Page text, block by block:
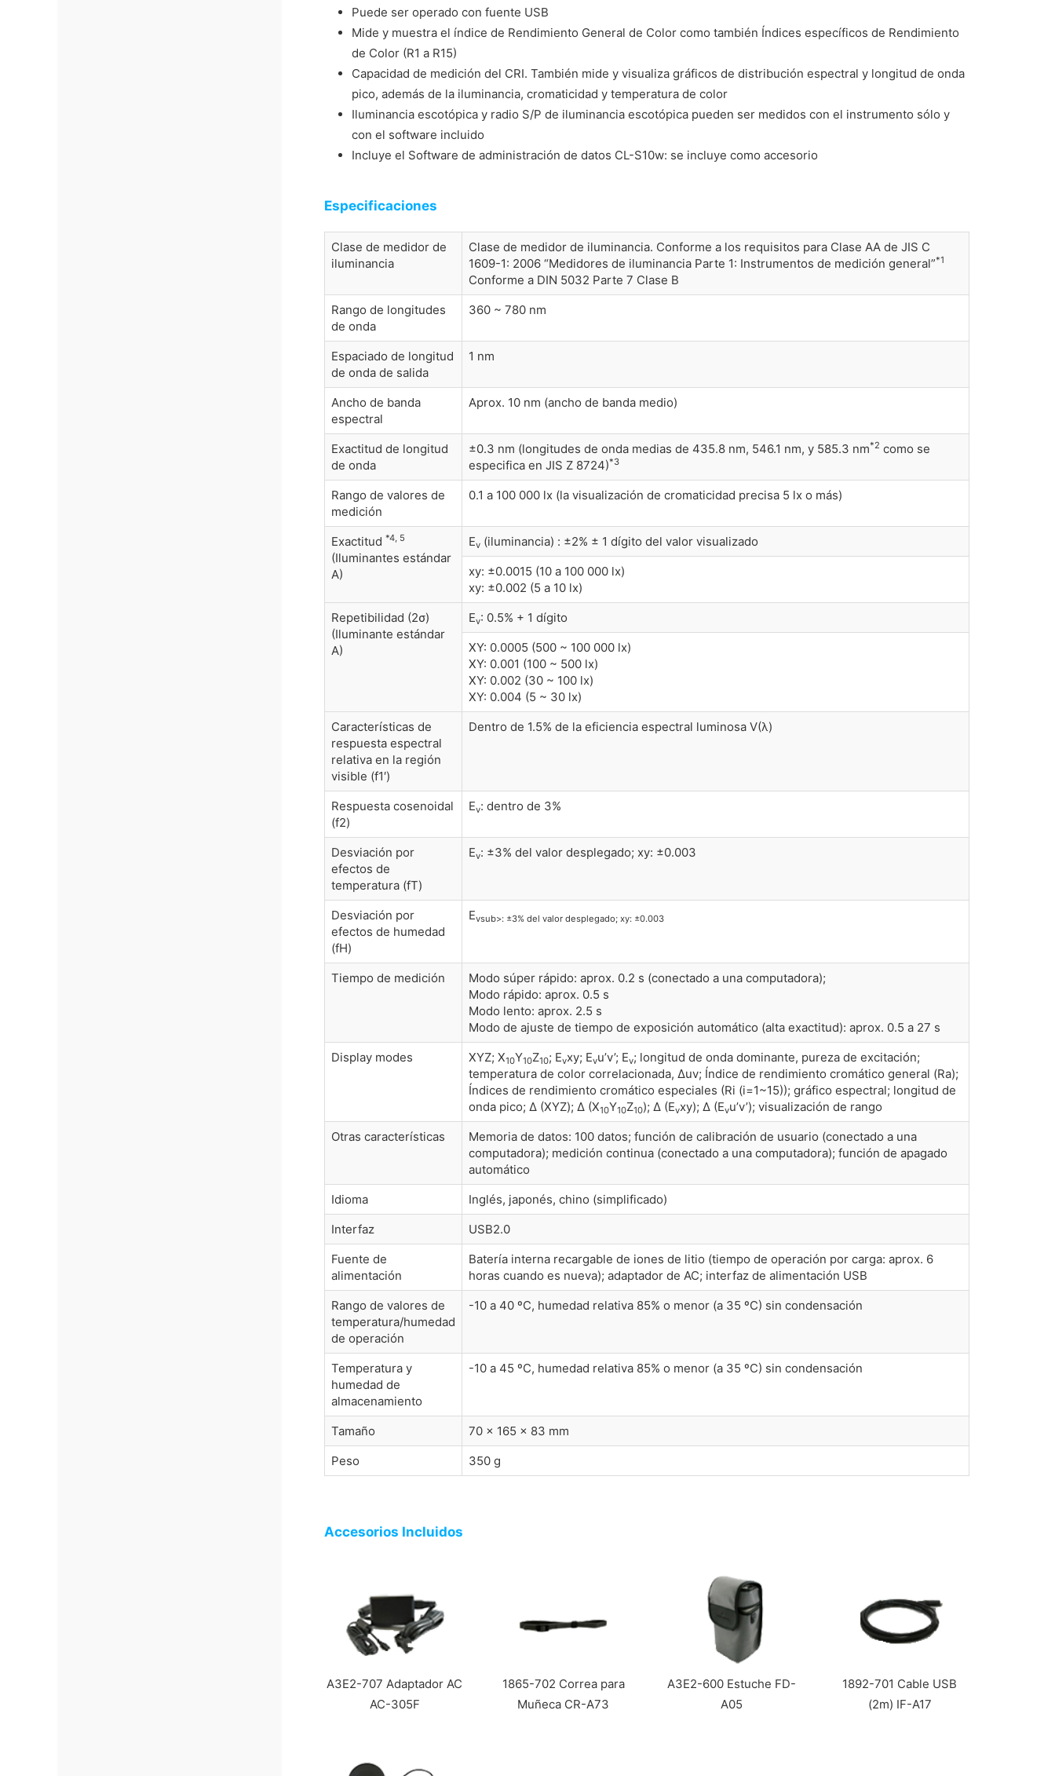
Puede ser operado con fuente USB
Mide y muestra el índice de Rendimiento General de Color como también Índices específicos de Rendimiento
de Color (R1 a R15)
Capacidad de medición del CRI. También mide y visualiza gráficos de distribución espectral y longitud de onda
pico, además de la iluminancia, cromaticidad y temperatura de color
Iluminancia escotópica y radio S/P de iluminancia escotópica pueden ser medidos con el instrumento sólo y
con el software incluido
Incluye el Software de administración de datos CL-S10w: se incluye como accesorio
Especificaciones
Clase de medidor de
iluminancia
Clase de medidor de iluminancia. Conforme a los requisitos para Clase AA de JIS C
1609-1: 2006 “Medidores de iluminancia Parte 1: Instrumentos de medición general”*1
Conforme a DIN 5032 Parte 7 Clase B
Rango de longitudes
de onda
360 ~ 780 nm
Espaciado de longitud
de onda de salida
1 nm
Ancho de banda
espectral
Aprox. 10 nm (ancho de banda medio)
Exactitud de longitud
de onda
±0.3 nm (longitudes de onda medias de 435.8 nm, 546.1 nm, y 585.3 nm*2 como se
especifica en JIS Z 8724)*3
Rango de valores de
medición
0.1 a 100 000 lx (la visualización de cromaticidad precisa 5 lx o más)
Exactitud *4, 5
(Iluminantes estándar
A)
Ev (iluminancia) : ±2% ± 1 dígito del valor visualizado
xy: ±0.0015 (10 a 100 000 lx)
xy: ±0.002 (5 a 10 lx)
Repetibilidad (2σ)
(Iluminante estándar
A)
Ev: 0.5% + 1 dígito
XY: 0.0005 (500 ~ 100 000 lx)
XY: 0.001 (100 ~ 500 lx)
XY: 0.002 (30 ~ 100 lx)
XY: 0.004 (5 ~ 30 lx)
Características de
respuesta espectral
relativa en la región
visible (f1′)
Dentro de 1.5% de la eficiencia espectral luminosa V(λ)
Respuesta cosenoidal
(f2)
Ev: dentro de 3%
Desviación por
efectos de
temperatura (fT)
Ev: ±3% del valor desplegado; xy: ±0.003
Desviación por
efectos de humedad
(fH)
Evsub>: ±3% del valor desplegado; xy: ±0.003
Tiempo de medición
Modo súper rápido: aprox. 0.2 s (conectado a una computadora);
Modo rápido: aprox. 0.5 s
Modo lento: aprox. 2.5 s
Modo de ajuste de tiempo de exposición automático (alta exactitud): aprox. 0.5 a 27 s
Display modes
XYZ; X10Y10Z10; Evxy; Evu’v’; Ev; longitud de onda dominante, pureza de excitación;
temperatura de color correlacionada, Δuv; Índice de rendimiento cromático general (Ra);
Índices de rendimiento cromático especiales (Ri (i=1~15)); gráfico espectral; longitud de
onda pico; Δ (XYZ); Δ (X10Y10Z10); Δ (Evxy); Δ (Evu’v’); visualización de rango
Otras características
Memoria de datos: 100 datos; función de calibración de usuario (conectado a una
computadora); medición continua (conectado a una computadora); función de apagado
automático
Idioma
Inglés, japonés, chino (simplificado)
Interfaz
USB2.0
Fuente de
alimentación
Batería interna recargable de iones de litio (tiempo de operación por carga: aprox. 6
horas cuando es nueva); adaptador de AC; interfaz de alimentación USB
Rango de valores de
temperatura/humedad
de operación
-10 a 40 ºC, humedad relativa 85% o menor (a 35 ºC) sin condensación
Temperatura y
humedad de
almacenamiento
-10 a 45 ºC, humedad relativa 85% o menor (a 35 ºC) sin condensación
Tamaño
70 × 165 × 83 mm
Peso
350 g
Accesorios Incluidos
A3E2-707 Adaptador AC
AC-305F
1865-702 Correa para
Muñeca CR-A73
A3E2-600 Estuche FD-
A05
1892-701 Cable USB
(2m) IF-A17